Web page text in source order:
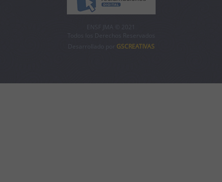
ENSF JMA © 2021
Todos los Derechos Reservados
Desarrollado por GSCREATIVAS